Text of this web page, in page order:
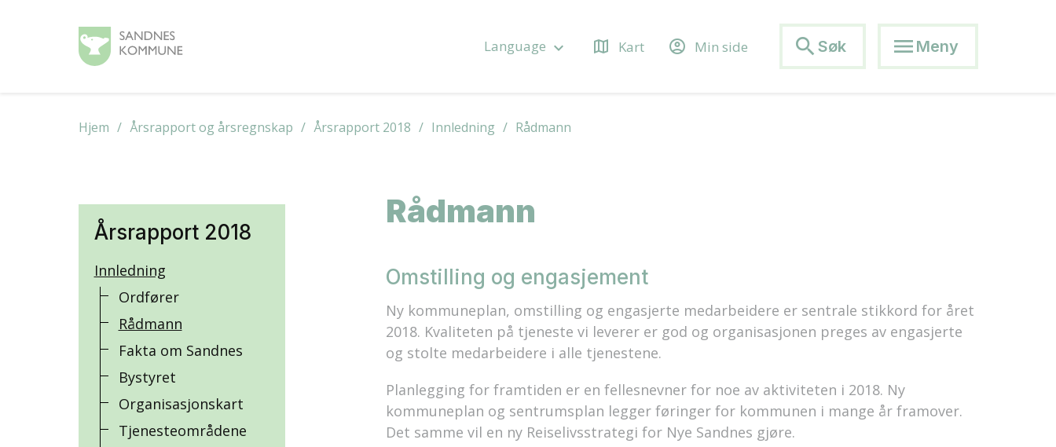
Language keyboard_arrow_down map Kart account_circle Min side search Søk menu Meny
Hjem Årsrapport og årsregnskap Årsrapport 2018 Innledning Rådmann
Årsrapport 2018
Innledning
Ordfører
Rådmann
Fakta om Sandnes
Bystyret
Organisasjonskart
Tjenesteområdene
Rådmann
Omstilling og engasjement
Ny kommuneplan, omstilling og engasjerte medarbeidere er sentrale stikkord for året
2018. Kvaliteten på tjeneste vi leverer er god og organisasjonen preges av engasjerte
og stolte medarbeidere i alle tjenestene.
Planlegging for framtiden er en fellesnevner for noe av aktiviteten i 2018. Ny
kommuneplan og sentrumsplan legger føringer for kommunen i mange år framover.
Det samme vil en ny Reiselivsstrategi for Nye Sandnes gjøre.